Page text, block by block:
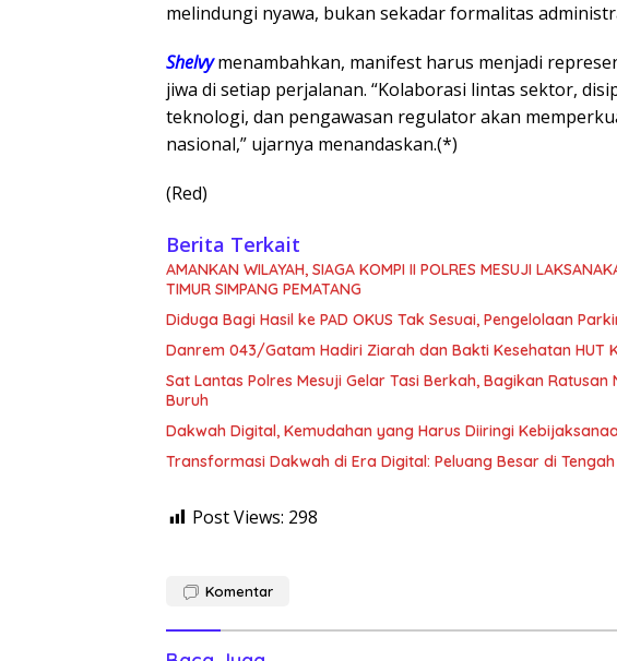
melindungi nyawa, bukan sekadar formalitas
Shelvymenambahkan, manifest harus menjadi
jiwa di setiap perjalanan. “Kolaborasi lintas sektor,
teknologi, dan pengawasan regulator akan
nasional,” ujarnya menandaskan.(*)
(Red)
Berita Terkait
AMANKAN WILAYAH, SIAGA KOMPI II POLRES MESUJI
TIMUR SIMPANG PEMATANG
Diduga Bagi Hasil ke PAD OKUS Tak Sesuai, Pengelolaan
Danrem 043/Gatam Hadiri Ziarah dan Bakti Kesehatan HUT
Sat Lantas Polres Mesuji Gelar Tasi Berkah, Bagikan
Buruh
Dakwah Digital, Kemudahan yang Harus Diiringi
Transformasi Dakwah di Era Digital: Peluang Besar di
Post Views: 298
Komentar